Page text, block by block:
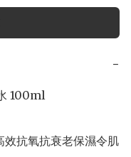
−
100ml
抗氧抗衰老保濕令肌